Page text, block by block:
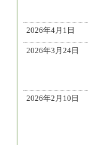
2026年4月1日
2026年3月24日
2026年2月10日